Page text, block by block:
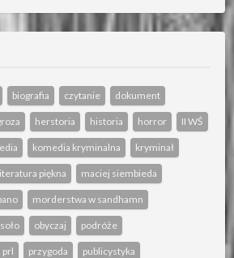
biografia czytanie dokument
herstoria historia horror II WŚ
komedia kryminalna kryminał
piękna maciej siembieda
morderstwa w sandhamn
obyczaj podróże
prl przygoda publicystyka